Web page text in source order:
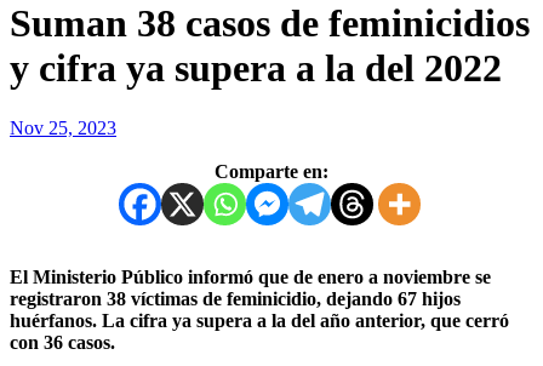
Suman 38 casos de feminicidios
y cifra ya supera a la del 2022
Nov 25, 2023
Comparte en:
El Ministerio Público informó que de enero a noviembre se
registraron 38 víctimas de feminicidio, dejando 67 hijos
huérfanos. La cifra ya supera a la del año anterior, que cerró
con 36 casos.